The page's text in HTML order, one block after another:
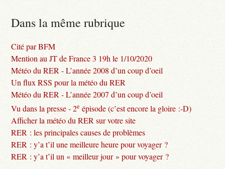
Dans la même rubrique
Cité par BFM
Mention au JT de France 3 19h le 1/10/2020
Météo du RER - L’année 2008 d’un coup d’oeil
Un flux RSS pour la météo du RER
Météo du RER - L’année 2007 d’un coup d’oeil
Vu dans la presse - 2e épisode (c’est encore la gloire :-D)
Afficher la météo du RER sur votre site
RER : les principales causes de problèmes
RER : y’a t’il une meilleure heure pour voyager ?
RER : y’a t’il un « meilleur jour » pour voyager ?